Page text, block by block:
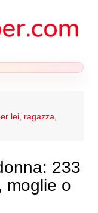
lei, ragazza,
233
moglie o